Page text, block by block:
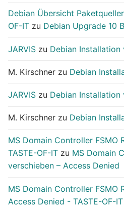
Debian Übersicht
OF-IT zu Debian Upgrade 10
JARVIS zu Debian Installation
M. Kirschner zu Debian
JARVIS zu Debian Installation
M. Kirschner zu Debian
MS Domain Controller FSMO
TASTE-OF-IT zu MS Domain
verschieben – Access Denied
MS Domain Controller FSMO
Access Denied - TASTE-OF-IT